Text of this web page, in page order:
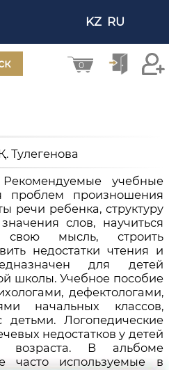
KZ RU
0
Тулегенова
Рекомендуемые учебные
проблем произношения
речи ребенка, структуру
слов, научиться
свою мысль, строить
недостатки чтения и
для детей
школы. Учебное пособие
дефектологами,
начальных классов,
Логопедические
недостатков у детей
возраста. В альбоме
часто используемые в